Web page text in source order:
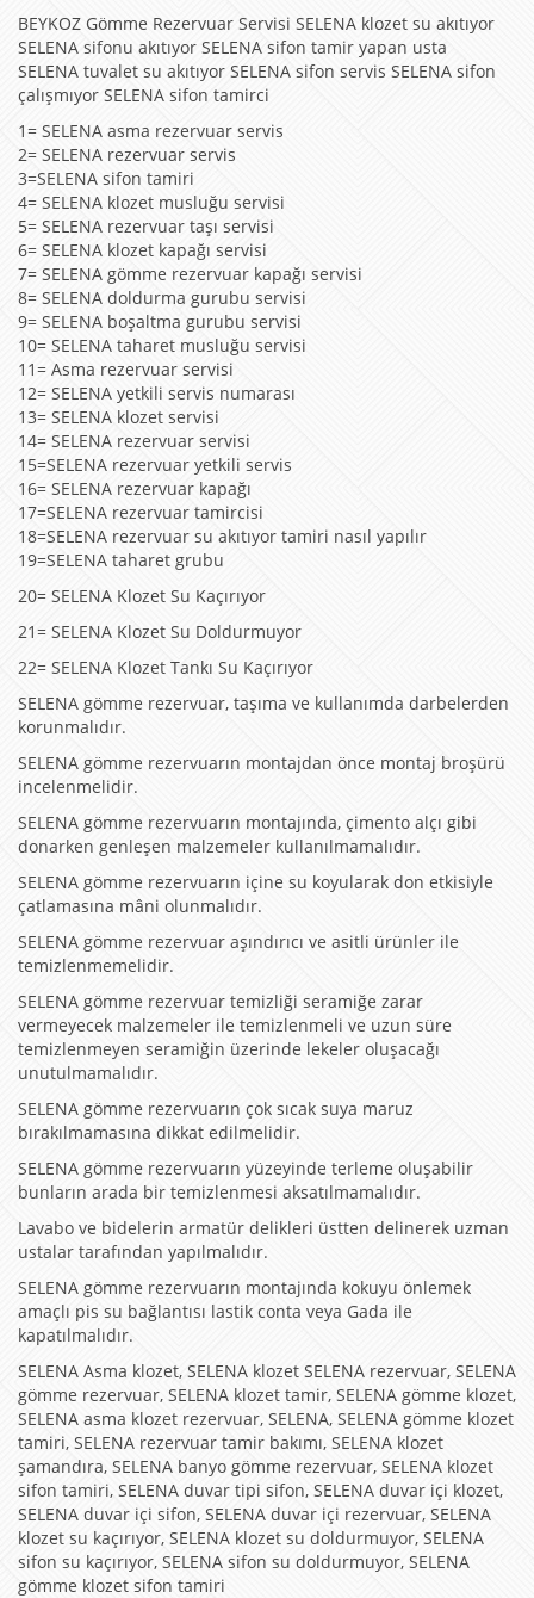
BEYKOZ Gömme Rezervuar Servisi SELENA klozet su akıtıyor
SELENA sifonu akıtıyor SELENA sifon tamir yapan usta
SELENA tuvalet su akıtıyor SELENA sifon servis SELENA sifon
çalışmıyor SELENA sifon tamirci
1= SELENA asma rezervuar servis
2= SELENA rezervuar servis
3=SELENA sifon tamiri
4= SELENA klozet musluğu servisi
5= SELENA rezervuar taşı servisi
6= SELENA klozet kapağı servisi
7= SELENA gömme rezervuar kapağı servisi
8= SELENA doldurma gurubu servisi
9= SELENA boşaltma gurubu servisi
10= SELENA taharet musluğu servisi
11= Asma rezervuar servisi
12= SELENA yetkili servis numarası
13= SELENA klozet servisi
14= SELENA rezervuar servisi
15=SELENA rezervuar yetkili servis
16= SELENA rezervuar kapağı
17=SELENA rezervuar tamircisi
18=SELENA rezervuar su akıtıyor tamiri nasıl yapılır
19=SELENA taharet grubu
20= SELENA Klozet Su Kaçırıyor
21= SELENA Klozet Su Doldurmuyor
22= SELENA Klozet Tankı Su Kaçırıyor
SELENA gömme rezervuar, taşıma ve kullanımda darbelerden
korunmalıdır.
SELENA gömme rezervuarın montajdan önce montaj broşürü
incelenmelidir.
SELENA gömme rezervuarın montajında, çimento alçı gibi
donarken genleşen malzemeler kullanılmamalıdır.
SELENA gömme rezervuarın içine su koyularak don etkisiyle
çatlamasına mâni olunmalıdır.
SELENA gömme rezervuar aşındırıcı ve asitli ürünler ile
temizlenmemelidir.
SELENA gömme rezervuar temizliği seramiğe zarar
vermeyecek malzemeler ile temizlenmeli ve uzun süre
temizlenmeyen seramiğin üzerinde lekeler oluşacağı
unutulmamalıdır.
SELENA gömme rezervuarın çok sıcak suya maruz
bırakılmamasına dikkat edilmelidir.
SELENA gömme rezervuarın yüzeyinde terleme oluşabilir
bunların arada bir temizlenmesi aksatılmamalıdır.
Lavabo ve bidelerin armatür delikleri üstten delinerek uzman
ustalar tarafından yapılmalıdır.
SELENA gömme rezervuarın montajında kokuyu önlemek
amaçlı pis su bağlantısı lastik conta veya Gada ile
kapatılmalıdır.
SELENA Asma klozet, SELENA klozet SELENA rezervuar, SELENA
gömme rezervuar, SELENA klozet tamir, SELENA gömme klozet,
SELENA asma klozet rezervuar, SELENA, SELENA gömme klozet
tamiri, SELENA rezervuar tamir bakımı, SELENA klozet
şamandıra, SELENA banyo gömme rezervuar, SELENA klozet
sifon tamiri, SELENA duvar tipi sifon, SELENA duvar içi klozet,
SELENA duvar içi sifon, SELENA duvar içi rezervuar, SELENA
klozet su kaçırıyor, SELENA klozet su doldurmuyor, SELENA
sifon su kaçırıyor, SELENA sifon su doldurmuyor, SELENA
gömme klozet sifon tamiri